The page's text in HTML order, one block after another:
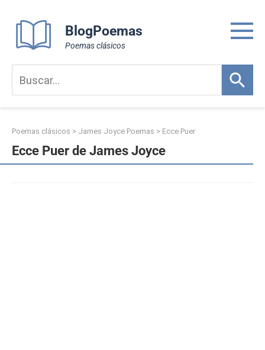
content
BlogPoemas
Poemas clásicos
Poemas clásicos > James Joyce Poemas > Ecce Puer
Ecce Puer de James Joyce